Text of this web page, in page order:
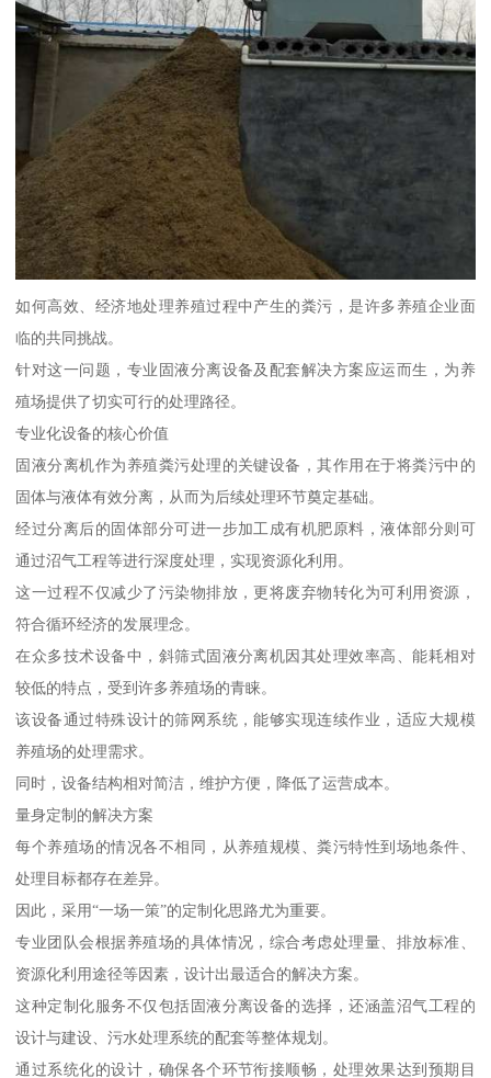
如何高效、经济地处理养殖过程中产生的粪污，是许多养殖企业面
临的共同挑战。
针对这一问题，专业固液分离设备及配套解决方案应运而生，为养
殖场提供了切实可行的处理路径。
专业化设备的核心价值
固液分离机作为养殖粪污处理的关键设备，其作用在于将粪污中的
固体与液体有效分离，从而为后续处理环节奠定基础。
经过分离后的固体部分可进一步加工成有机肥原料，液体部分则可
通过沼气工程等进行深度处理，实现资源化利用。
这一过程不仅减少了污染物排放，更将废弃物转化为可利用资源，
符合循环经济的发展理念。
在众多技术设备中，斜筛式固液分离机因其处理效率高、能耗相对
较低的特点，受到许多养殖场的青睐。
该设备通过特殊设计的筛网系统，能够实现连续作业，适应大规模
养殖场的处理需求。
同时，设备结构相对简洁，维护方便，降低了运营成本。
量身定制的解决方案
每个养殖场的情况各不相同，从养殖规模、粪污特性到场地条件、
处理目标都存在差异。
因此，采用“一场一策”的定制化思路尤为重要。
专业团队会根据养殖场的具体情况，综合考虑处理量、排放标准、
资源化利用途径等因素，设计出最适合的解决方案。
这种定制化服务不仅包括固液分离设备的选择，还涵盖沼气工程的
设计与建设、污水处理系统的配套等整体规划。
通过系统化的设计，确保各个环节衔接顺畅，处理效果达到预期目